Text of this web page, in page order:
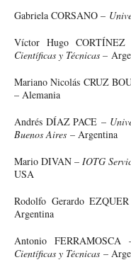
Gabriela CORSANO –
Víctor Hugo
Científicas y Técnicas –
Mariano Nicolás CRUZ
– Alemania
Andrés DÍAZ PACE –
Buenos Aires– Argentina
Mario DIVAN –IOTG
USA
Rodolfo Gerardo
Argentina
Antonio FERRAMOSCA
Científicas y Técnicas–